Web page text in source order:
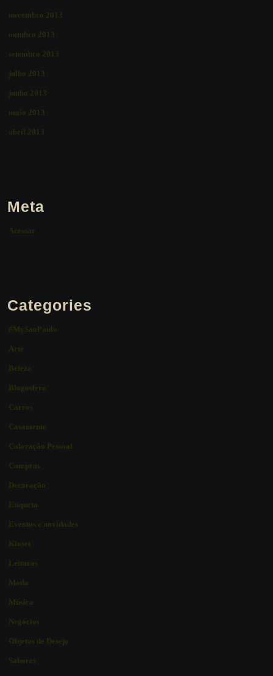
novembro 2013
outubro 2013
setembro 2013
julho 2013
junho 2013
maio 2013
abril 2013
Meta
Acessar
Categories
#MySaoPaulo
Arte
Beleza
Blogosfera
Carros
Casamento
Coloração Pessoal
Compras
Decoração
Etiqueta
Eventos e novidades
Kloset
Leituras
Moda
Música
Negócios
Objetos de Desejo
Sabores